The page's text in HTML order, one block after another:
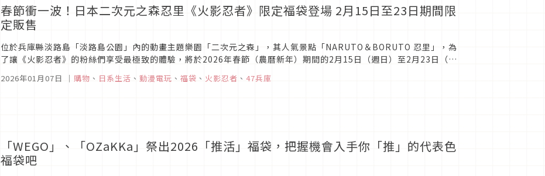
春節衝一波！日本二次元之森忍里《火影忍者》限定福袋登場 2月15日至23日期間限
定販售
位於兵庫縣淡路島「淡路島公園」內的動畫主題樂園「二次元之森」，其人氣景點「NARUTO＆BORUTO 忍里」，為
了讓《火影忍者》的粉絲們享受最極致的體驗，將於2026年春節（農曆新年）期間的2月15日（週日）至2月23日（週
2026年01月07日 ｜ 購物 、 日系生活 、 動漫電玩 、 福袋 、 火影忍者 、 47兵庫
「WEGO」、「OZaKKa」祭出2026「推活」福袋，把握機會入手你「推」的代表色
福袋吧